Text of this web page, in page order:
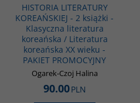
HISTORIA LITERATURY
KOREAŃSKIEJ - 2 książki -
Klasyczna literatura
koreańska / Literatura
koreańska XX wieku -
PAKIET PROMOCYJNY
Ogarek-Czoj Halina
90.00PLN